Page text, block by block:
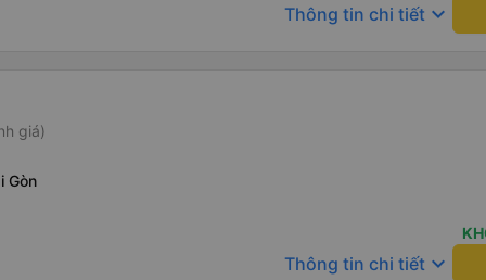
Thông tin chi tiết keyboard_arrow_down
giá)
Gòn
Thông tin chi tiết keyboard_arrow_down